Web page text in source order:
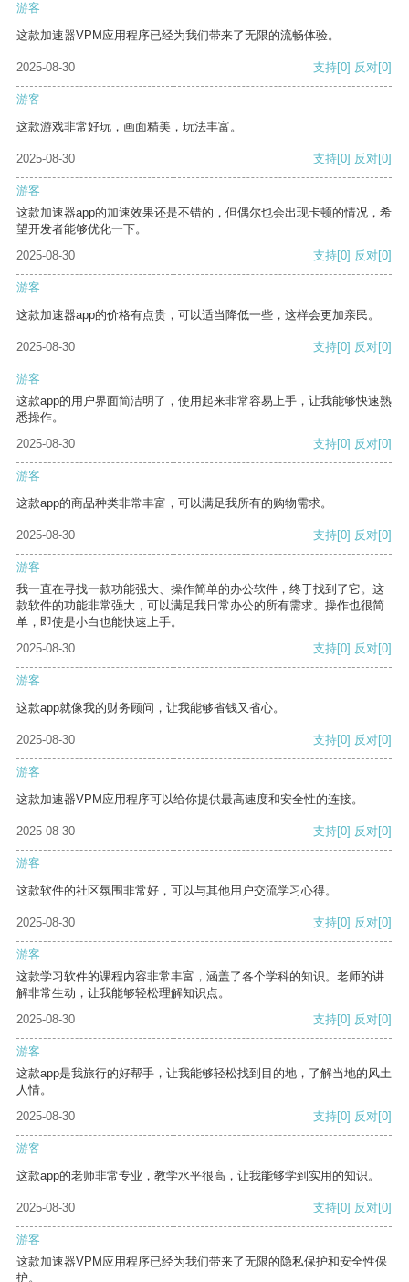
游客
这款加速器VPM应用程序已经为我们带来了无限的流畅体验。
2025-08-30 支持[0] 反对[0]
游客
这款游戏非常好玩，画面精美，玩法丰富。
2025-08-30 支持[0] 反对[0]
游客
这款加速器app的加速效果还是不错的，但偶尔也会出现卡顿的情况，希
望开发者能够优化一下。
2025-08-30
支持[0] 反对[0]
游客
这款加速器app的价格有点贵，可以适当降低一些，这样会更加亲民。
2025-08-30 支持[0] 反对[0]
游客
这款app的用户界面简洁明了，使用起来非常容易上手，让我能够快速熟
悉操作。
2025-08-30
支持[0] 反对[0]
游客
这款app的商品种类非常丰富，可以满足我所有的购物需求。
2025-08-30 支持[0] 反对[0]
游客
我一直在寻找一款功能强大、操作简单的办公软件，终于找到了它。这
款软件的功能非常强大，可以满足我日常办公的所有需求。操作也很简
单，即使是小白也能快速上手。
2025-08-30
支持[0] 反对[0]
游客
这款app就像我的财务顾问，让我能够省钱又省心。
2025-08-30 支持[0] 反对[0]
游客
这款加速器VPM应用程序可以给你提供最高速度和安全性的连接。
2025-08-30 支持[0] 反对[0]
游客
这款软件的社区氛围非常好，可以与其他用户交流学习心得。
2025-08-30 支持[0] 反对[0]
游客
这款学习软件的课程内容非常丰富，涵盖了各个学科的知识。老师的讲
解非常生动，让我能够轻松理解知识点。
2025-08-30
支持[0] 反对[0]
游客
这款app是我旅行的好帮手，让我能够轻松找到目的地，了解当地的风土
人情。
2025-08-30
支持[0] 反对[0]
游客
这款app的老师非常专业，教学水平很高，让我能够学到实用的知识。
2025-08-30 支持[0] 反对[0]
游客
这款加速器VPM应用程序已经为我们带来了无限的隐私保护和安全性保
护。